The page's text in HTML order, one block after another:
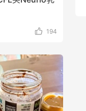
194